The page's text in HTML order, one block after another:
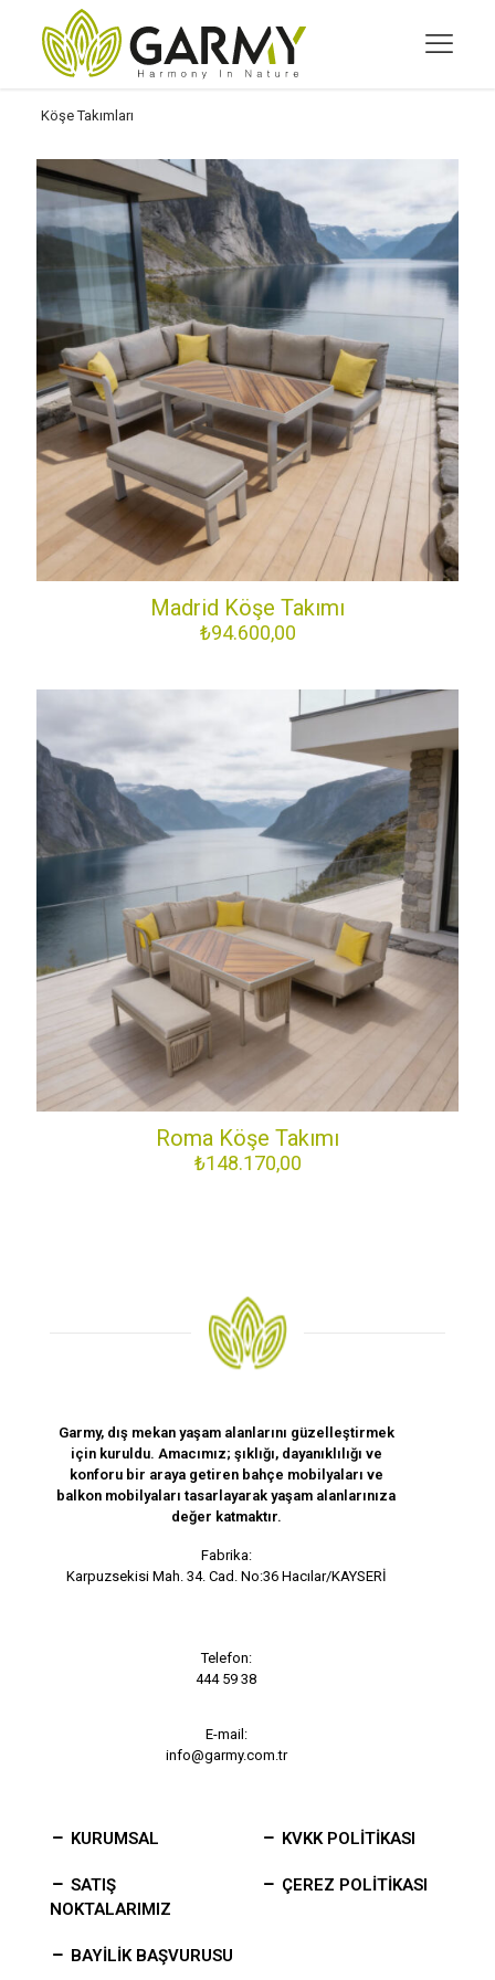
Köşe Takımları
Madrid Köşe Takımı
₺94.600,00
Roma Köşe Takımı
₺148.170,00
Garmy, dış mekan yaşam alanlarını güzelleştirmek
için kuruldu. Amacımız; şıklığı, dayanıklılığı ve
konforu bir araya getiren bahçe mobilyaları ve
balkon mobilyaları tasarlayarak yaşam alanlarınıza
değer katmaktır.
Fabrika:
Karpuzsekisi Mah. 34. Cad. No:36 Hacılar/KAYSERİ
Telefon:
444 59 38
E-mail:
info@garmy.com.tr
KURUMSAL
SATIŞ
NOKTALARIMIZ
BAYİLİK BAŞVURUSU
KVKK POLİTİKASI
ÇEREZ POLİTİKASI